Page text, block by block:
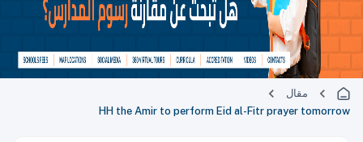
مقال
HH the Amir to perform Eid al-Fitr prayer tomorrow